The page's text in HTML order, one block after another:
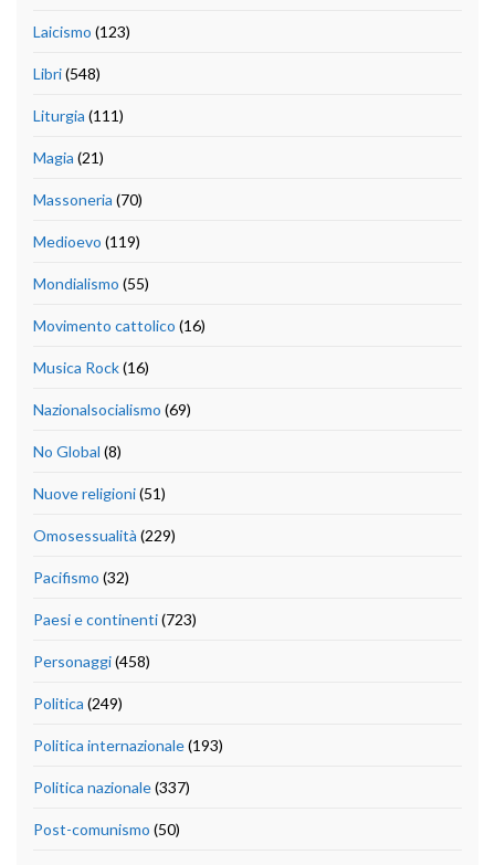
Laicismo (123)
Libri(548)
Liturgia (111)
Magia (21)
Massoneria (70)
Medioevo (119)
Mondialismo (55)
Movimento cattolico (16)
Musica Rock(16)
Nazionalsocialismo (69)
No Global (8)
Nuove religioni(51)
Omosessualità (229)
Pacifismo (32)
Paesi e continenti(723)
Personaggi(458)
Politica (249)
Politica internazionale(193)
Politica nazionale(337)
Post-comunismo (50)